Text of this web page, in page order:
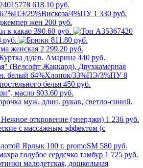
618.10 руб.
1 330 руб.
200 руб.
390.60 руб.
руб.
811.80 руб.
2 299.20 руб.
440 руб.
8
450 руб.
803.60 руб.
1 236 руб.
580 руб.
1 725 руб.